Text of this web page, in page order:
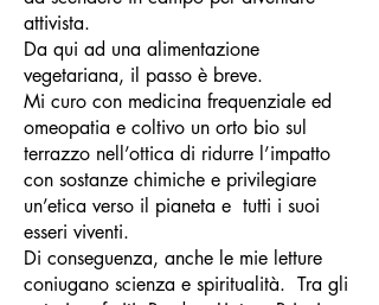
attivista.
Da qui ad una alimentazione
vegetariana, il passo è breve.
Mi curo con medicina frequenziale ed
omeopatia e coltivo un orto bio sul
terrazzo nell’ottica di ridurre l’impatto
con sostanze chimiche e privilegiare
un’etica verso il pianeta e tutti i suoi
esseri viventi.
Di conseguenza, anche le mie letture
coniugano scienza e spiritualità. Tra gli